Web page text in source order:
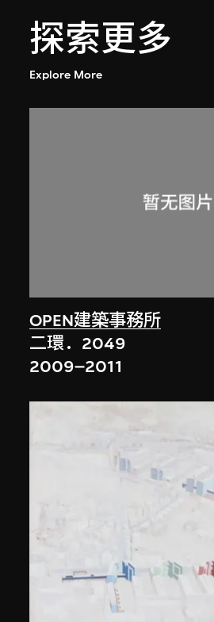
探索更多
Explore More
OPEN建築事務所
二環．2049
2009–2011